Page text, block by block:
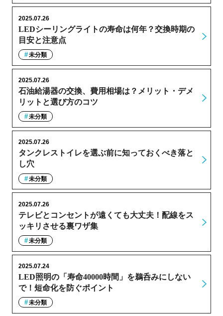
LEDシーリングライトの寿命は何年？交換時期の
目安と注意点
2025.07.26
未分類
石油給湯器の交換、費用相場は？メリット・デメ
リットと選び方のコツ
2025.07.26
未分類
タンクレストイレを選ぶ前に知っておくべき落と
し穴
2025.07.26
未分類
テレビとコンセントが遠くても大丈夫！配線をス
ッキリさせる裏ワザ集
2025.07.26
未分類
LED照明の「寿命40000時間」を鵜呑みにしない
で！短命化を防ぐポイント
2025.07.24
未分類